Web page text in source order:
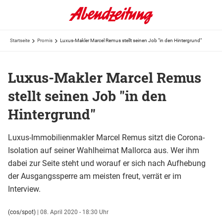
Startseite Promis Luxus-Makler Marcel Remus stellt seinen Job "in den Hintergrund"
Luxus-Makler Marcel Remus
stellt seinen Job "in den
Hintergrund"
Luxus-Immobilienmakler Marcel Remus sitzt die Corona-
Isolation auf seiner Wahlheimat Mallorca aus. Wer ihm
dabei zur Seite steht und worauf er sich nach Aufhebung
der Ausgangssperre am meisten freut, verrät er im
Interview.
(cos/spot) | 08. April 2020 - 18:30 Uhr